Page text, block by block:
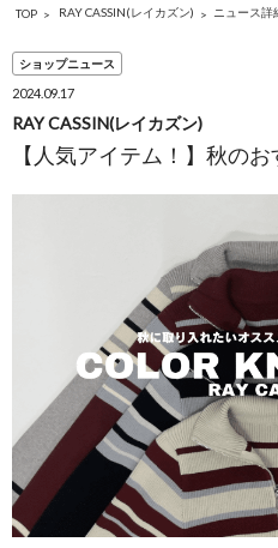
TOP RAY CASSIN(レイカズン) ニュース詳
ショップニュース
2024.09.17
RAY CASSIN(レイカズン)
【人気アイテム！】秋の